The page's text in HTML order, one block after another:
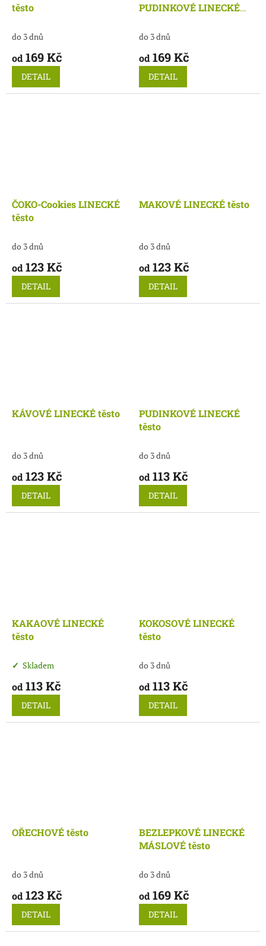
těsto
do 3 dnů
od169 Kč
DETAIL
PUDINKOVÉ LINECKÉ
do 3 dnů
od169 Kč
DETAIL
ČOKO-Cookies LINECKÉ
těsto
do 3 dnů
od 123 Kč
DETAIL
MAKOVÉ LINECKÉ těsto
do 3 dnů
od 123 Kč
DETAIL
KÁVOVÉ LINECKÉ těsto
do 3 dnů
od 123 Kč
DETAIL
PUDINKOVÉ LINECKÉ
těsto
do 3 dnů
od 113 Kč
DETAIL
KAKAOVÉ LINECKÉ
těsto
Skladem
od 113 Kč
DETAIL
KOKOSOVÉ LINECKÉ
těsto
do 3 dnů
od 113 Kč
DETAIL
OŘECHOVÉ těsto
do 3 dnů
od123 Kč
DETAIL
BEZLEPKOVÉ LINECKÉ
MÁSLOVÉ těsto
do 3 dnů
od169 Kč
DETAIL